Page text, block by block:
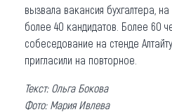
вызвала вакансия бухгалтера,
более 40 кандидатов. Более 60
собеседование на стенде
пригласили на повторное.
Текст: Ольга Бокова
Фото: Мария Ивлева